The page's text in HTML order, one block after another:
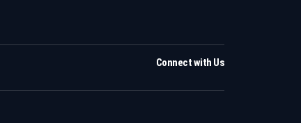
Connect with Us